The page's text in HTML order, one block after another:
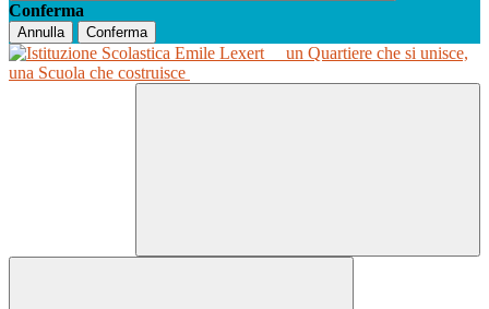
Conferma
Annulla Conferma
un Quartiere che si unisce,
una Scuola che costruisce